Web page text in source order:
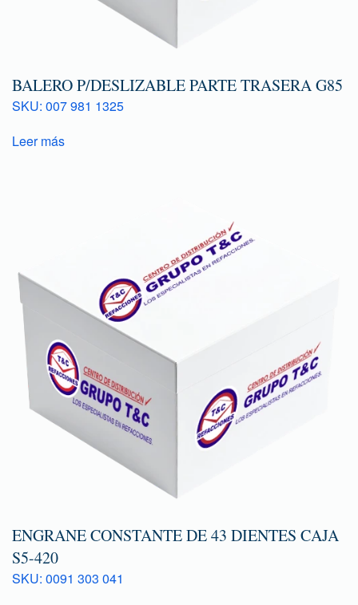
BALERO P/DESLIZABLE PARTE TRASERA G85
SKU: 007 981 1325
Leer más
ENGRANE CONSTANTE DE 43 DIENTES CAJA
S5-420
SKU: 0091 303 041